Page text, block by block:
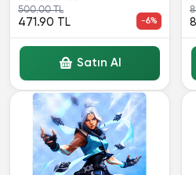
500.00 TL
471.90 TL -6%
Satın Al